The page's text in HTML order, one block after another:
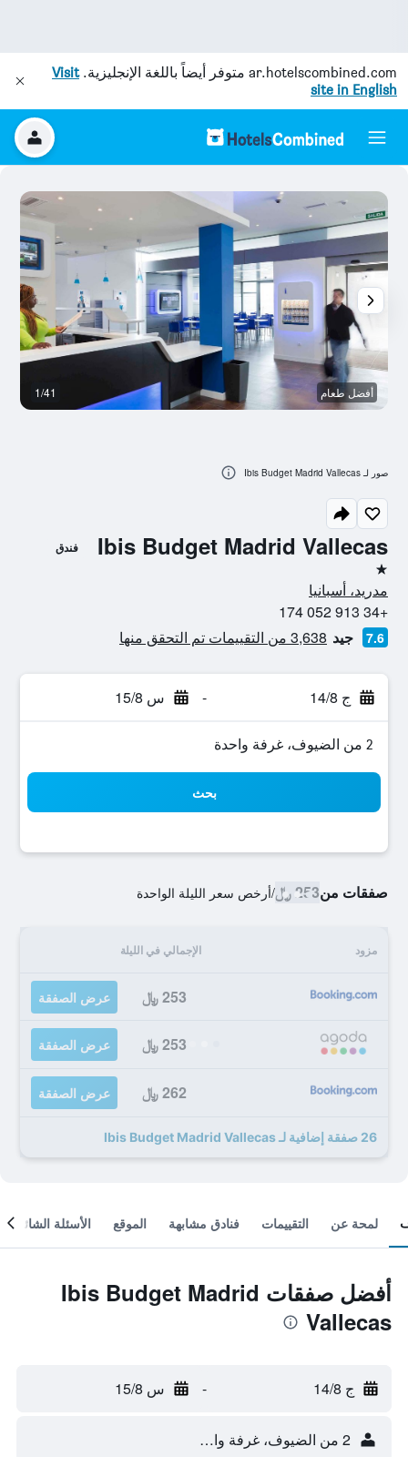
ar.hotelscombined.com متوفر أيضاً باللغة الإنجليزية.Visit
site in English
Ibis Budget Madrid Vallecas فندق
نجمة واحدة
مدريد، أسبانيا
+34 913 052 174
7.6 جيد 3,638 من التقييمات تم التحقق منها
ج 14/8 - س 15/8
2 من الضيوف، غرفة واحدة
بحث
صفقات من253 ﷼ /أرخص سعر الليلة الواحدة
مزود الإجمالي في الليلة
253 ﷼ عرض الصفقة
253 ﷼ عرض الصفقة
262 ﷼ عرض الصفقة
26 صفقة إضافية لـ Ibis Budget Madrid Vallecas
أفضل طعام 1/41
صور لـ Ibis Budget Madrid Vallecas
لمحة عن التقييمات فنادق مشابهة الموقع الأسئلة الشائعة
أفضل صفقات Ibis Budget Madrid
Vallecas
ج 14/8 - س 15/8
2 من الضيوف، غرفة واحدة